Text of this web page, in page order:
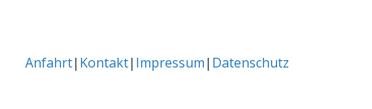
Anfahrt| Kontakt| Impressum| Datenschutz